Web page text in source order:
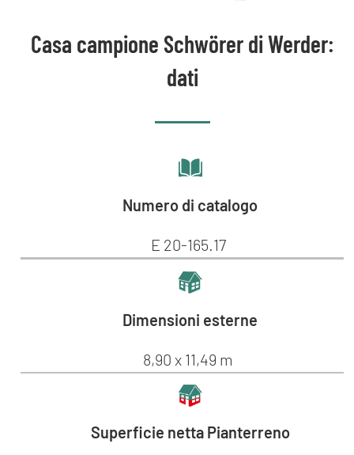
Casa campione Schwörer di Werder:
dati
Numero di catalogo
E 20-165.17
Dimensioni esterne
8,90 x 11,49 m
Superficie netta Pianterreno